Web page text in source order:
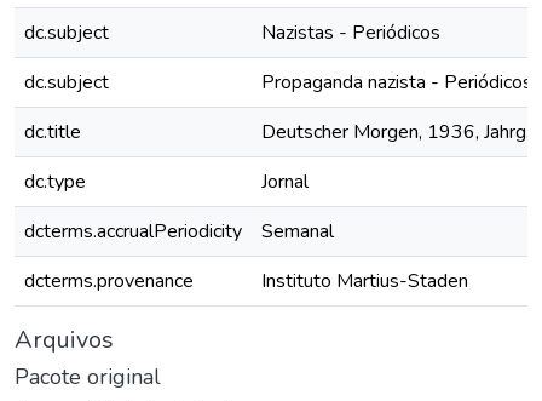
dc.subject
Nazistas - Periódicos
dc.subject
Propaganda nazista - Periódicos
dc.title
Deutscher Morgen, 1936, Jahrg.
dc.type
Jornal
dcterms.accrualPeriodicity
Semanal
dcterms.provenance
Instituto Martius-Staden
Arquivos
Pacote original